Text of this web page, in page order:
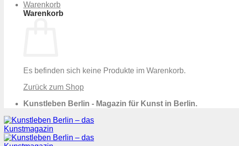
Warenkorb
Warenkorb
Es befinden sich keine Produkte im Warenkorb.
Zurück zum Shop
Kunstleben Berlin - Magazin für Kunst in Berlin.